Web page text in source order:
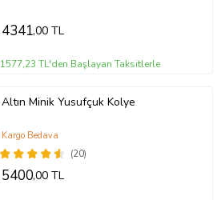
4341,00 TL
1577,23 TL'den Başlayan Taksitlerle
Altın Minik Yusufçuk Kolye
(20)
Kargo Bedava
5400,00 TL